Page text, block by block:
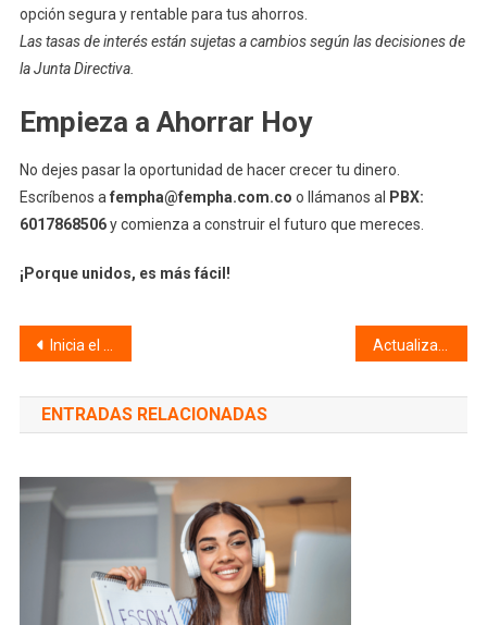
opción segura y rentable para tus ahorros.
Las tasas de interés están sujetas a cambios según las decisiones de
la Junta Directiva.
Empieza a Ahorrar Hoy
No dejes pasar la oportunidad de hacer crecer tu dinero.
Escríbenos afempha@fempha.com.co o llámanos al PBX:
6017868506y comienza a construir el futuro que mereces.
¡Porque unidos, es más fácil!
Navegación
de
entradas
Inicia el 2025 cuidando a tus mascotas con Animal Pet Actualiza tu Zona Electoral y Participa en las Elecciones de Delegados 2025-2026
ENTRADAS RELACIONADAS